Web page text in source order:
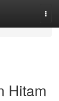
Hitam